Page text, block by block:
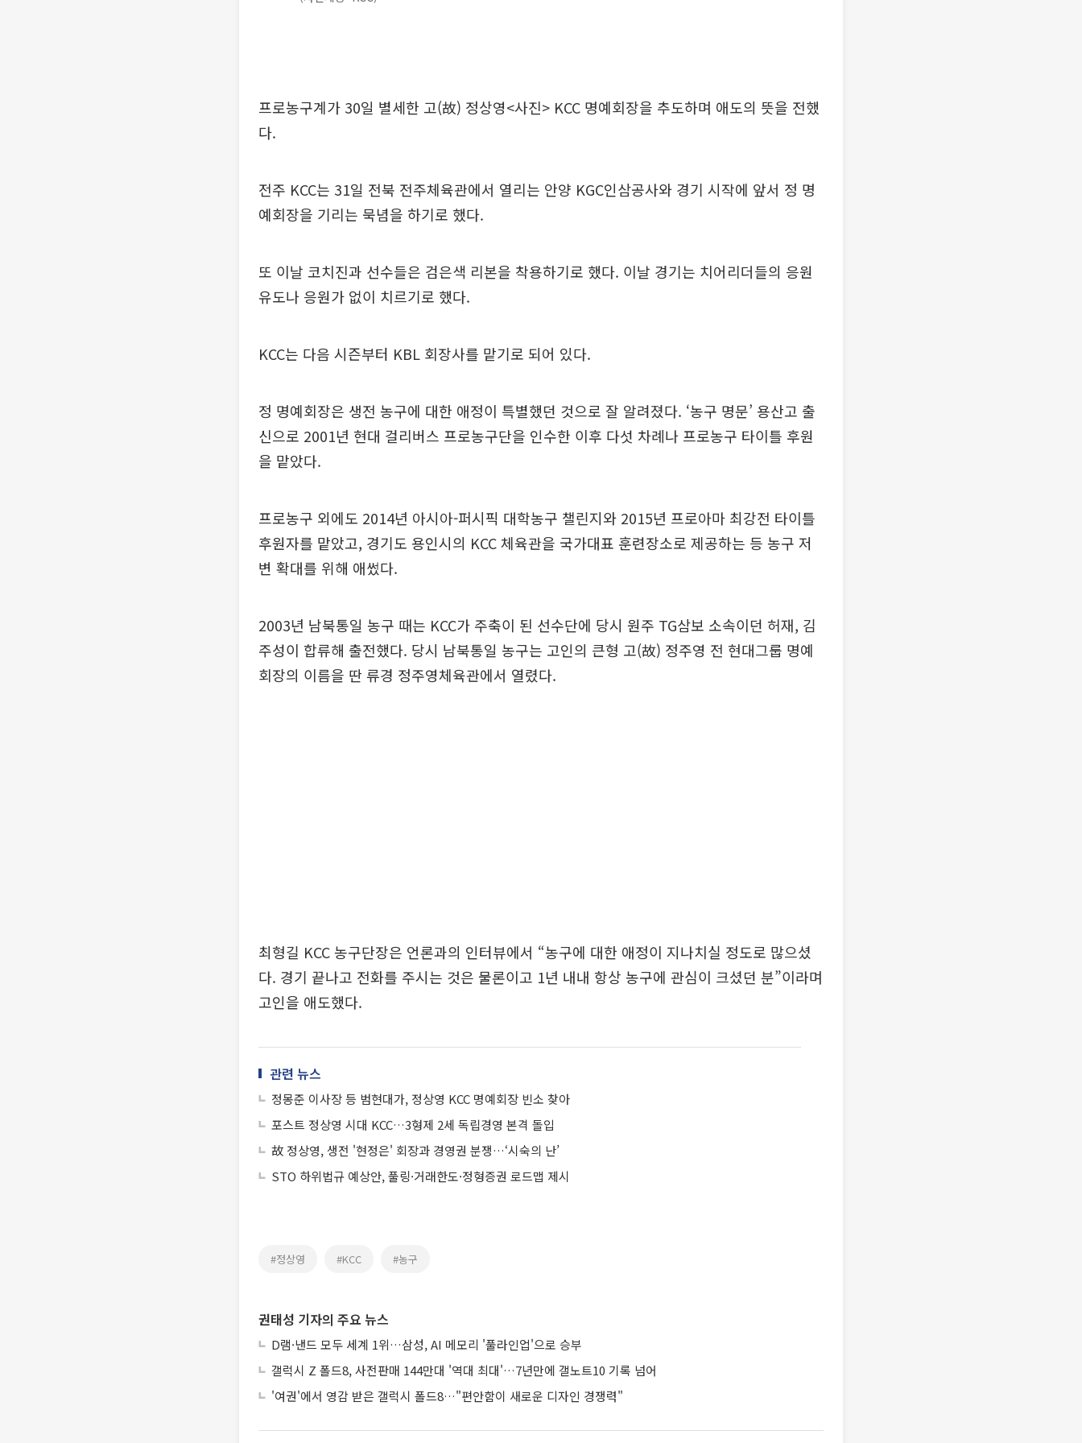
프로농구계가 30일 별세한 고(故) 정상영<사진> KCC 명예회장을 추도하며 애도의 뜻을 전했
다.
전주 KCC는 31일 전북 전주체육관에서 열리는 안양 KGC인삼공사와 경기 시작에 앞서 정 명
예회장을 기리는 묵념을 하기로 했다.
또 이날 코치진과 선수들은 검은색 리본을 착용하기로 했다. 이날 경기는 치어리더들의 응원
유도나 응원가 없이 치르기로 했다.
KCC는 다음 시즌부터 KBL 회장사를 맡기로 되어 있다.
정 명예회장은 생전 농구에 대한 애정이 특별했던 것으로 잘 알려졌다. ‘농구 명문’ 용산고 출
신으로 2001년 현대 걸리버스 프로농구단을 인수한 이후 다섯 차례나 프로농구 타이틀 후원
을 맡았다.
프로농구 외에도 2014년 아시아-퍼시픽 대학농구 챌린지와 2015년 프로아마 최강전 타이틀
후원자를 맡았고, 경기도 용인시의 KCC 체육관을 국가대표 훈련장소로 제공하는 등 농구 저
변 확대를 위해 애썼다.
2003년 남북통일 농구 때는 KCC가 주축이 된 선수단에 당시 원주 TG삼보 소속이던 허재, 김
주성이 합류해 출전했다. 당시 남북통일 농구는 고인의 큰형 고(故) 정주영 전 현대그룹 명예
회장의 이름을 딴 류경 정주영체육관에서 열렸다.
최형길 KCC 농구단장은 언론과의 인터뷰에서 “농구에 대한 애정이 지나치실 정도로 많으셨
다. 경기 끝나고 전화를 주시는 것은 물론이고 1년 내내 항상 농구에 관심이 크셨던 분”이라며
고인을 애도했다.
관련 뉴스
정몽준 이사장 등 범현대가, 정상영 KCC 명예회장 빈소 찾아
포스트 정상영 시대 KCC…3형제 2세 독립경영 본격 돌입
故 정상영, 생전 '현정은' 회장과 경영권 분쟁…‘시숙의 난’
STO 하위법규 예상안, 풀링·거래한도·정형증권 로드맵 제시
#정상영 #KCC #농구
권태성 기자의 주요 뉴스
D램·낸드 모두 세계 1위…삼성, AI 메모리 '풀라인업'으로 승부
갤럭시 Z 폴드8, 사전판매 144만대 '역대 최대'…7년만에 갤노트10 기록 넘어
'여권'에서 영감 받은 갤럭시 폴드8…"편안함이 새로운 디자인 경쟁력"